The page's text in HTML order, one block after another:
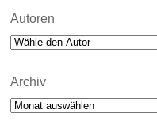
Autoren
Archiv
Archiv